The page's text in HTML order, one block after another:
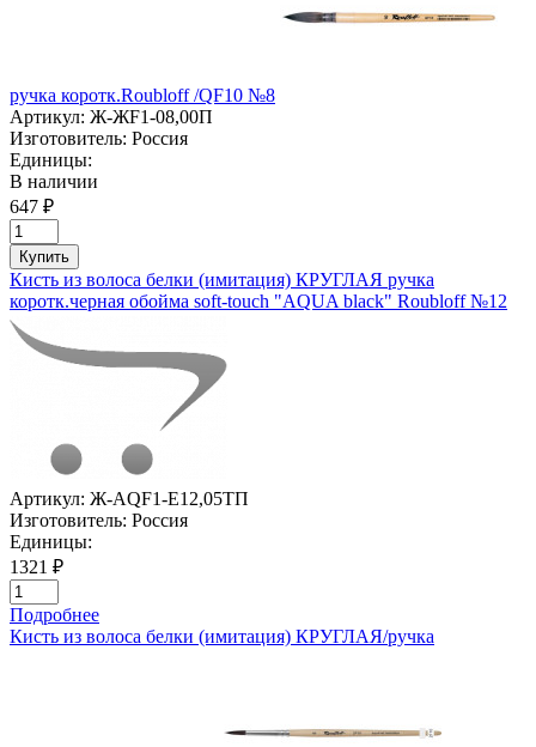
ручка коротк.Roubloff /QF10 №8
Артикул: Ж-ЖF1-08,00П
Изготовитель: Россия
Единицы:
В наличии
647 ₽
Купить
Кисть из волоса белки (имитация) КРУГЛАЯ ручка
коротк.черная обойма soft-touch "AQUA black" Roubloff №12
Артикул: Ж-AQF1-E12,05TП
Изготовитель: Россия
Единицы:
1321 ₽
Подробнее
Кисть из волоса белки (имитация) КРУГЛАЯ/ручка